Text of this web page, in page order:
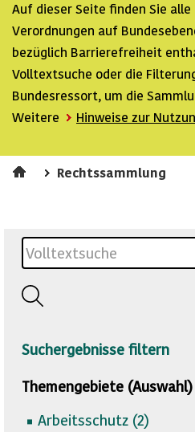
Auf dieser Seite finden Sie alle
Verordnungen auf
bezüglich Barrierefreiheit
Volltextsuche oder die
Bundesressort, um die
Weitere
Hinweise zur
Rechtssammlung
Suchergebnisse filtern
Themengebiete (Auswahl)
Arbeitsschutz (2)